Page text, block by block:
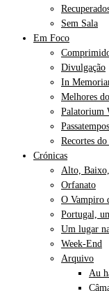
Sem Sala
Em Foco
Divulgação
In
Melhores
Palatorium
Passatempos
Recortes
Crónicas
Alto,
Orfanato
O Vampiro
Portugal,
Um lugar
Week-End
Arquivo
Au